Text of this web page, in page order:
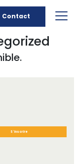
Contact
S'inscrire